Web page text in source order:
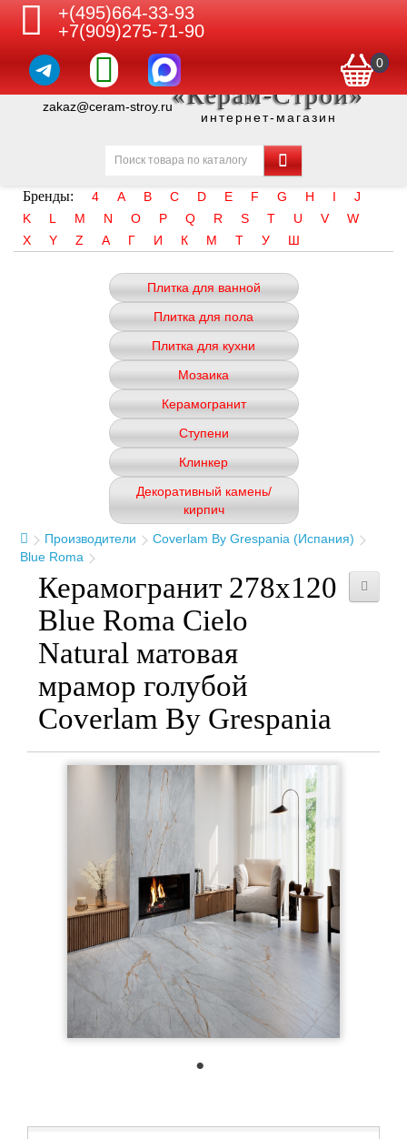
+(495)664-33-93
+7(909)275-71-90
0
zakaz@ceram-stroy.ru«Керам-Строй»
интернет-магазин
Бренды: 4 A B C D E F G H I
J
K
L M N O P Q R S T U V
W
X
Y Z А Г И К М Т У Ш
Плитка для ванной
Плитка для пола
Плитка для кухни
Мозаика
Керамогранит
Ступени
Клинкер
Декоративный камень/
кирпич
Производители
Coverlam By Grespania (Испания)
Blue Roma
Керамогранит 278x120
Blue Roma Cielo
Natural матовая
мрамор голубой
Coverlam By Grespania